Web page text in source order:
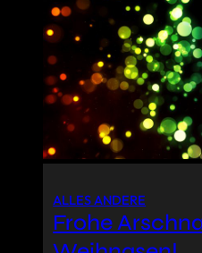
ALLES ANDERE
Frohe